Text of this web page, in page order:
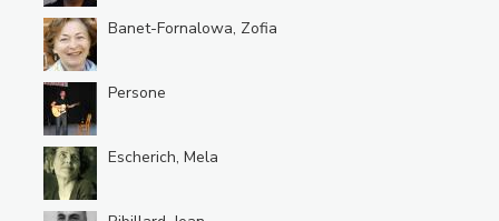
Banet-Fornalowa, Zofia
Persone
Escherich, Mela